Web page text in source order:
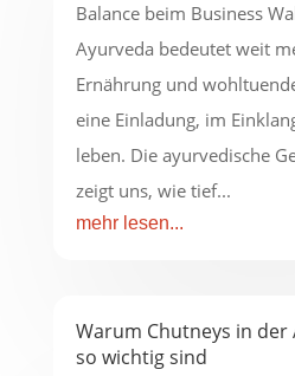
Balance beim Business
Ayurveda bedeutet weit
Ernährung und
eine Einladung, im
leben. Die ayurvedische
zeigt uns, wie tief...
mehr lesen...
Warum Chutneys in der
so wichtig sind